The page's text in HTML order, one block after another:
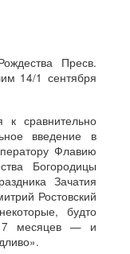
Пресв.
14/1 сентября
к сравнительно
введение в
Флавию
Богородицы
Зачатия
Ростовский
будто
7 месяцев — и